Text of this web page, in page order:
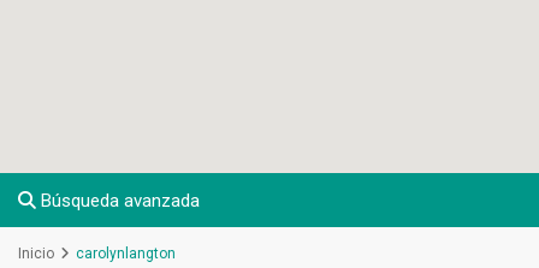
Búsqueda avanzada
Inicio carolynlangton